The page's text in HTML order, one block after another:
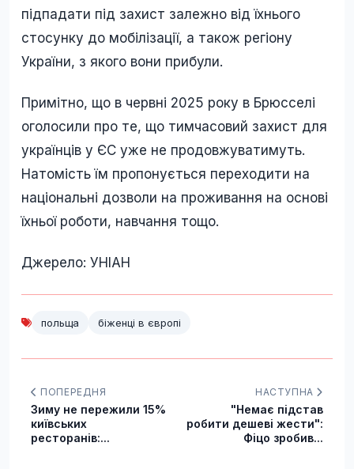
підпадати під захист залежно від їхнього
стосунку до мобілізації, а також регіону
України, з якого вони прибули.
Примітно, що в червні 2025 року в Брюсселі
оголосили про те, що тимчасовий захист для
українців у ЄС уже не продовжуватимуть.
Натомість їм пропонується переходити на
національні дозволи на проживання на основі
їхньої роботи, навчання тощо.
Джерело: УНІАН
польща біженці в європі
ПОПЕРЕДНЯ
Зиму не пережили 15%
київських
ресторанів:...
НАСТУПНА
"Немає підстав
робити дешеві жести":
Фіцо зробив...